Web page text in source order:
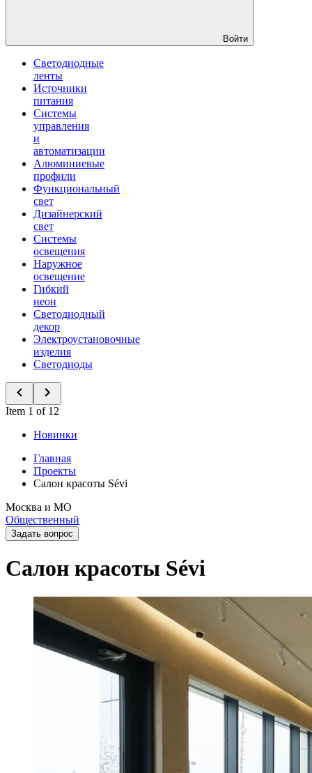
Войти
Светодиодные
ленты
Источники
питания
Системы
управления
и
автоматизации
Алюминиевые
профили
Функциональный
свет
Дизайнерский
свет
Системы
освещения
Наружное
освещение
Гибкий
неон
Светодиодный
декор
Электроустановочные
изделия
Светодиоды
Item 1 of 12
Новинки
Главная
Проекты
Салон красоты Sévi
Москва и МО
Общественный
Задать вопрос
Салон красоты Sévi